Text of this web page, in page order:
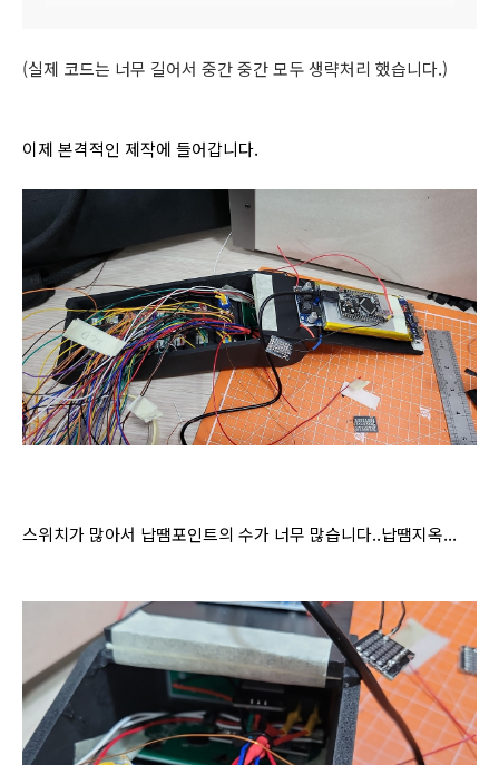
(실제 코드는 너무 길어서 중간 중간 모두 생략처리 했습니다.)
이제 본격적인 제작에 들어갑니다.
스위치가 많아서 납땜포인트의 수가 너무 많습니다..납땜지옥...